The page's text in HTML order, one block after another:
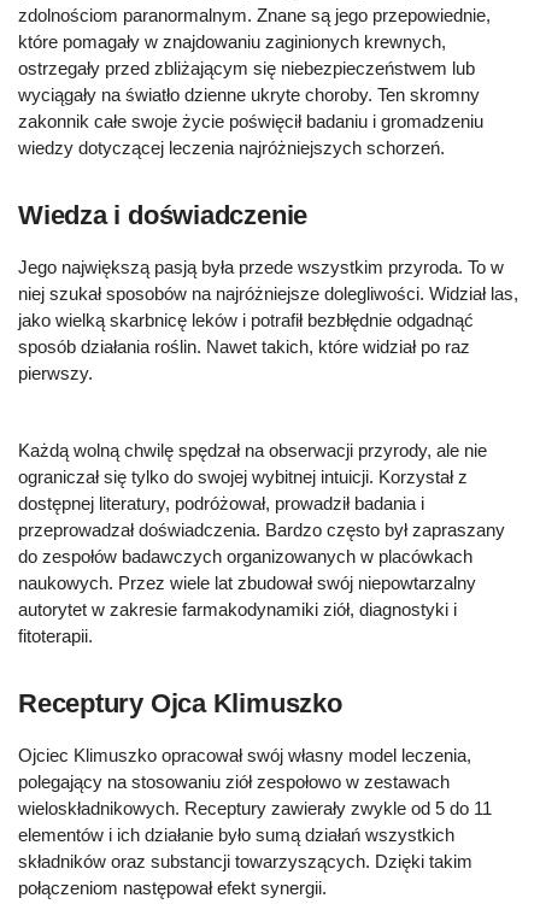
zdolnościom paranormalnym. Znane są jego przepowiednie,
które pomagały w znajdowaniu zaginionych krewnych,
ostrzegały przed zbliżającym się niebezpieczeństwem lub
wyciągały na światło dzienne ukryte choroby. Ten skromny
zakonnik całe swoje życie poświęcił badaniu i gromadzeniu
wiedzy dotyczącej leczenia najróżniejszych schorzeń.
Wiedza i doświadczenie
Jego największą pasją była przede wszystkim przyroda. To w
niej szukał sposobów na najróżniejsze dolegliwości. Widział las,
jako wielką skarbnicę leków i potrafił bezbłędnie odgadnąć
sposób działania roślin. Nawet takich, które widział po raz
pierwszy.
Każdą wolną chwilę spędzał na obserwacji przyrody, ale nie
ograniczał się tylko do swojej wybitnej intuicji. Korzystał z
dostępnej literatury, podróżował, prowadził badania i
przeprowadzał doświadczenia. Bardzo często był zapraszany
do zespołów badawczych organizowanych w placówkach
naukowych. Przez wiele lat zbudował swój niepowtarzalny
autorytet w zakresie farmakodynamiki ziół, diagnostyki i
fitoterapii.
Receptury Ojca Klimuszko
Ojciec Klimuszko opracował swój własny model leczenia,
polegający na stosowaniu ziół zespołowo w zestawach
wieloskładnikowych. Receptury zawierały zwykle od 5 do 11
elementów i ich działanie było sumą działań wszystkich
składników oraz substancji towarzyszących. Dzięki takim
połączeniom następował efekt synergii.